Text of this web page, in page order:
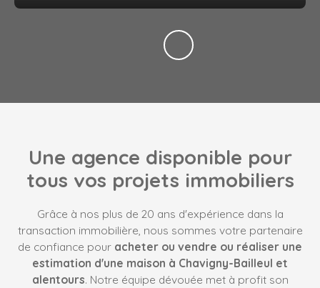
Une agence disponible pour
tous vos projets immobiliers
Grâce à nos plus de 20 ans d'expérience dans la
transaction immobilière, nous sommes votre partenaire
de confiance pour acheter ou vendre ou réaliser une
estimation d'une maison à Chavigny-Bailleul et
alentours. Notre équipe dévouée met à profit son